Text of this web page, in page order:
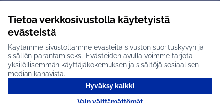
Tietoa verkkosivustolla käytetyistä
evästeistä
Käytämme sivustollamme evästeitä sivuston suorituskyvyn ja
sisällön parantamiseksi. Evästeiden avulla voimme tarjota
yksilöllisemmän käyttäjäkokemuksen ja sisältöjä sosiaalisen
median kanavista.
Hyväksy kaikki
Ohjeet kirjautumiseen
Ohjeet kommentin jättämiseen
Tuusulan osallistumisalusta X-palvelussa